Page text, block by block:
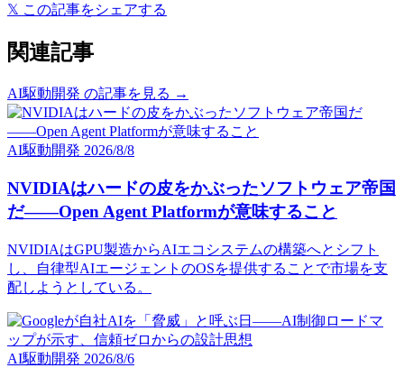
𝕏 この記事をシェアする
関連記事
AI駆動開発 の記事を見る →
AI駆動開発 2026/8/8
NVIDIAはハードの皮をかぶったソフトウェア帝国
だ――Open Agent Platformが意味すること
NVIDIAはGPU製造からAIエコシステムの構築へとシフト
し、自律型AIエージェントのOSを提供することで市場を支
配しようとしている。
AI駆動開発 2026/8/6